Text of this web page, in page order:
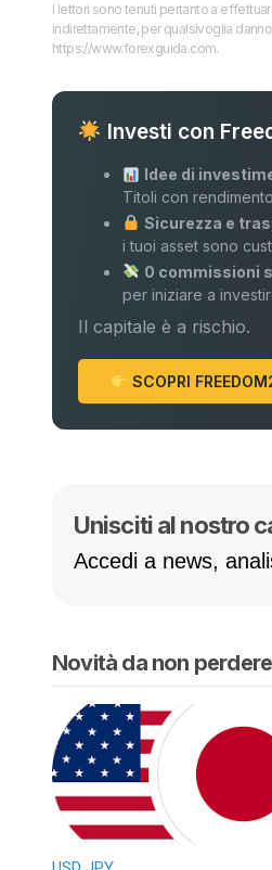
I lettori sono tenuti pertanto a
indirettamente, per qualsivoglia
https://www.forexguida.com.
Investi con
Idee di
Titoli con
Sicurezza e
i tuoi asset sono
0 commissioni
per iniziare a
Il capitale è a rischio.
SCOPRI
Unisciti al nostro
Accedi a news,
Novità da non perdere